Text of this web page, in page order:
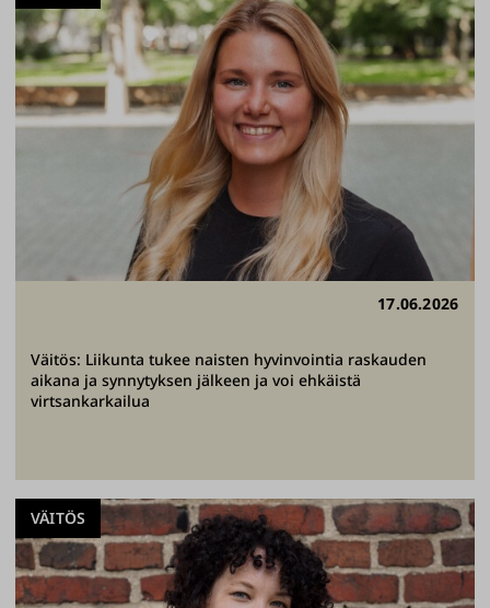
17.06.2026
Väitös: Liikunta tukee naisten hyvinvointia raskauden
aikana ja synnytyksen jälkeen ja voi ehkäistä
virtsankarkailua
VÄITÖS